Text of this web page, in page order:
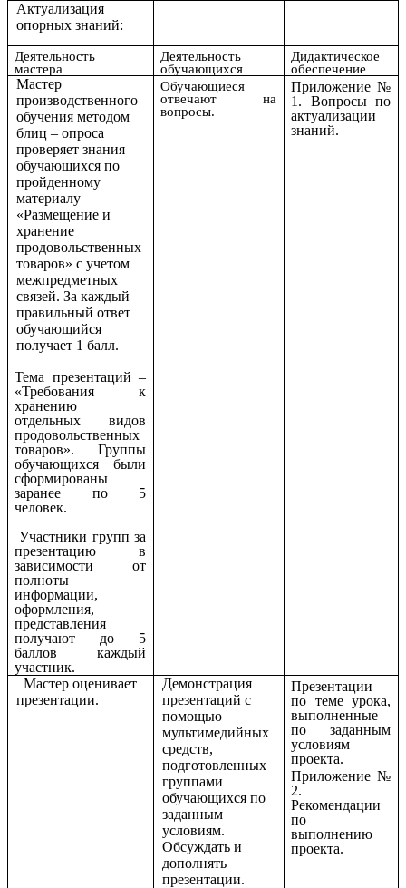
Актуализация
опорных знаний:
Деятельность
мастера
Деятельность
обучающихся
Дидактическое
обеспечение
Мастер
производственного
обучения методом
блиц – опроса
проверяет знания
обучающихся по
пройденному
материалу
«Размещение и
хранение
продовольственных
товаров» с учетом
межпредметных
связей. За каждый
правильный ответ
обучающийся
получает 1 балл.
Обучающиеся
отвечают на
вопросы.
Приложение №
1. Вопросы по
актуализации
знаний.
Тема презентаций –
«Требования к
хранению
отдельных видов
продовольственных
товаров». Группы
обучающихся были
сформированы
заранее по 5
человек.
Участники групп за
презентацию в
зависимости от
полноты
информации,
оформления,
представления
получают до 5
баллов каждый
участник.
Мастер оценивает
презентации.
Демонстрация
презентаций с
помощью
мультимедийных
средств,
подготовленных
группами
обучающихся по
заданным
условиям.
Обсуждать и
дополнять
презентации.
Презентации
по теме урока,
выполненные
по заданным
условиям
проекта.
Приложение №
2.
Рекомендации
по
выполнению
проекта.